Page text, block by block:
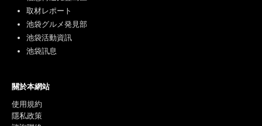
取材レポート
池袋グルメ発見部
池袋活動資訊
池袋訊息
關於本網站
使用規約
隱私政策